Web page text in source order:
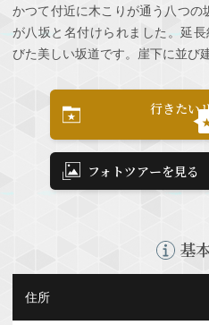
かつて付近に木こりが通う八つ
が八坂と名付けられました。延
びた美しい坂道です。崖下に並び
行きたい
フォトツアーを見る
基
住所